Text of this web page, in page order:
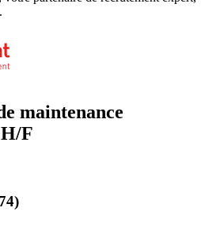
maintenance
F